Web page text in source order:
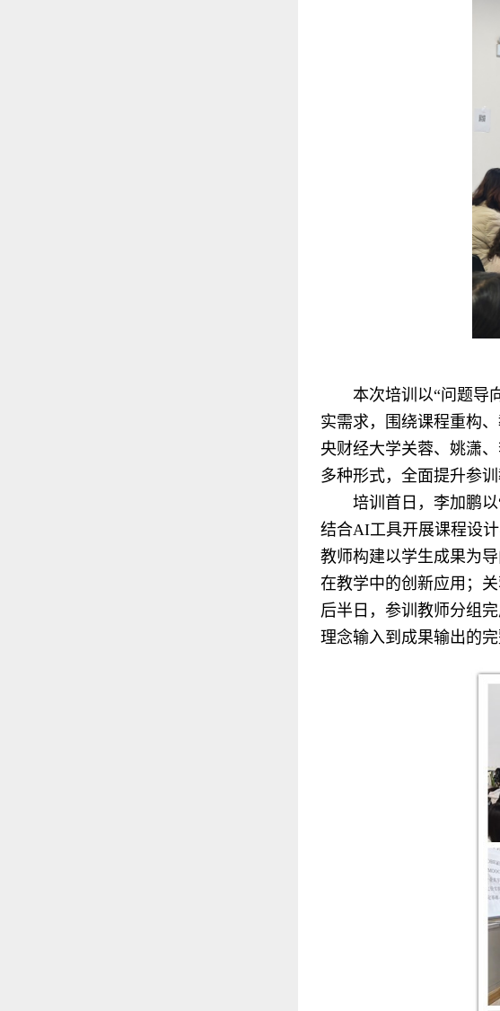
本次培训以“问题导
实需求，围绕课程重构
央财经大学关蓉、姚潇
多种形式，全面提升参
培训首日，李加鹏
结合AI工具开展课程设
教师构建以学生成果为
在教学中的创新应用；
后半日，参训教师分组
理念输入到成果输出的完